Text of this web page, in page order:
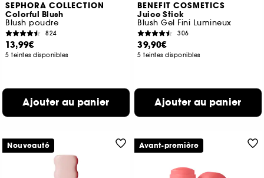
SEPHORA COLLECTION
Colorful Blush
Blush poudre
824
13,99€
5 teintes disponibles
Ajouter au panier
BENEFIT COSMETICS
Juice Stick
Blush Gel Fini Lumineux
306
39,90€
5 teintes disponibles
Ajouter au panier
Nouveauté Avant-première